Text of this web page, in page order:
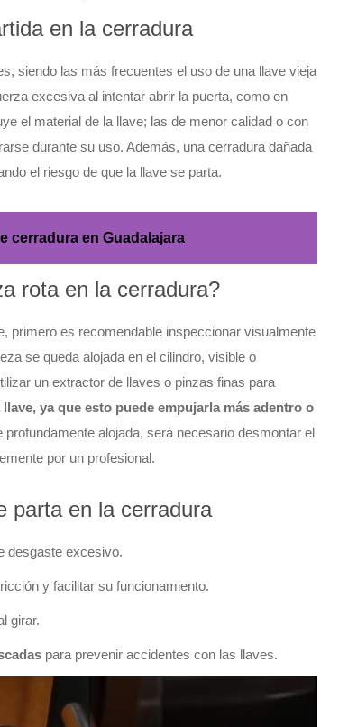
en la cerradura
siendo las más frecuentes el uso de una llave vieja
excesiva al intentar abrir la puerta, como en
el material de la llave; las de menor calidad o con
durante su uso. Además, una cerradura dañada
el riesgo de que la llave se parta.
cerradura en Guadalajara
rota en la cerradura?
primero es recomendable inspeccionar visualmente
se queda alojada en el cilindro, visible o
un extractor de llaves o pinzas finas para
ya que esto puede empujarla más adentro o
alojada, será necesario desmontar el
por un profesional.
parta en la cerradura
desgaste excesivo.
y facilitar su funcionamiento.
girar.
para prevenir accidentes con las llaves.